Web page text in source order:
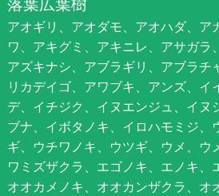
アオギリ、アオダモ、アオハダ、ア
ワ、アキグミ、アキニレ、アサガラ
アズキナシ、アブラギリ、アブラチ
リカデイゴ、アワブキ、アンズ、イ
デ、イチジク、イヌエンジュ、イヌ
ブナ、イボタノキ、イロハモミジ、
ギ、ウチワノキ、ウツギ、ウメ、ウ
ワミズザクラ、エゴノキ、エノキ、
オオカメノキ、オオカンザクラ、オ